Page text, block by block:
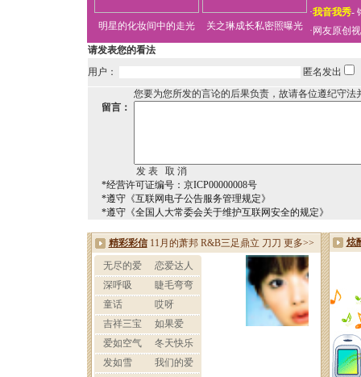
明星的化妆间中的走光 关之琳成长私密照曝光
·我音我秀-
· 网友原创
请发表您的看法
用户：
匿名发出
您要为您所发的言论的后果负责，故请各位遵纪守法
留言：
*经营许可证编号：京ICP00000008号
*遵守《互联网电子公告服务管理规定》
*遵守《全国人大常委会关于维护互联网安全的规定》